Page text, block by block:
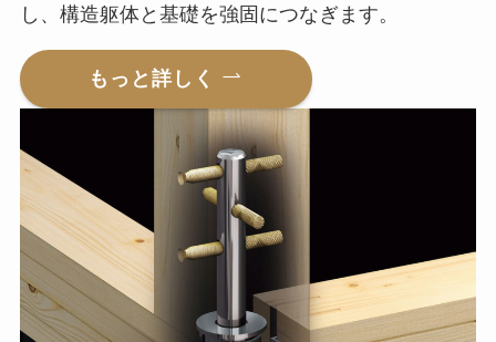
し、構造躯体と基礎を強固につなぎます。
もっと詳しく